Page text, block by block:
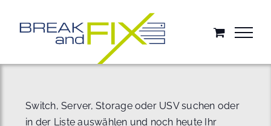
springen
Switch, Server, Storage oder USV suchen oder
in der Liste auswählen und noch heute Ihr